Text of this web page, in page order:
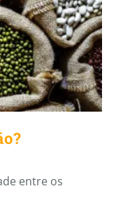
feijão?
entre os